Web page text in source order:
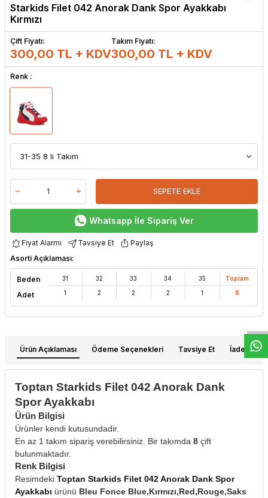
W
h
t
s
a
p
p
D
e
s
e
H
a
t
t
Starkids Filet 042 Anorak Dank Spor Ayakkabı
Kırmızı
Çift Fiyatı:
300,00 TL + KDV
Takım Fiyatı:
300,00 TL + KDV
Renk :
SEPETE EKLE
Whatsapp İle Sipariş Ver
Fiyat Alarmı Tavsiye Et
Paylaş
Asorti Açıklaması:
Beden
Adet
31
1
32
2
33
2
34
2
35
1
Toplam
8
Ürün Açıklaması Ödeme Seçenekleri Tavsiye Et İade
Toptan Starkids Filet 042 Anorak Dank
Spor Ayakkabı
Ürün Bilgisi
Ürünler kendi kutusundadir.
En az 1 takım sipariş verebilirsiniz. Bir takımda 8 çift
bulunmaktadır.
Renk Bilgisi
Resimdeki Toptan Starkids Filet 042 Anorak Dank Spor
Ayakkabı ürünü Bleu Fonce Blue,Kırmızı,Red,Rouge,Saks